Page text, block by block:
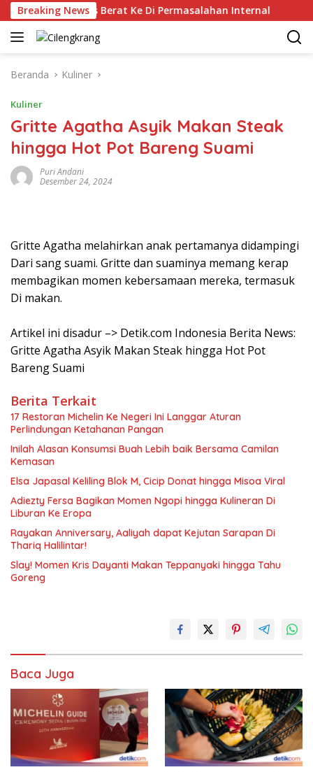
Langsung
ke
konten
Breaking News
Kelas Berat Ke Di Permasalahan Internal
Beranda Kuliner
Kuliner
Gritte Agatha Asyik Makan Steak
hingga Hot Pot Bareng Suami
Puri Andani
Desember 24, 2024
Gritte Agatha melahirkan anak pertamanya didampingi
Dari sang suami. Gritte dan suaminya memang kerap
membagikan momen kebersamaan mereka, termasuk
Di makan.
Artikel ini disadur –> Detik.com Indonesia Berita News:
Gritte Agatha Asyik Makan Steak hingga Hot Pot
Bareng Suami
Berita Terkait
17 Restoran Michelin Ke Negeri Ini Langgar Aturan
Perlindungan Ketahanan Pangan
Inilah Alasan Konsumsi Buah Lebih baik Bersama Camilan
Kemasan
Elsa Japasal Keliling Blok M, Cicip Donat hingga Misoa Viral
Adiezty Fersa Bagikan Momen Ngopi hingga Kulineran Di
Liburan Ke Eropa
Rayakan Anniversary, Aaliyah dapat Kejutan Sarapan Di
Thariq Halilintar!
Slay! Momen Kris Dayanti Makan Teppanyaki hingga Tahu
Goreng
Baca Juga